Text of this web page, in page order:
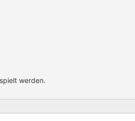
werden.